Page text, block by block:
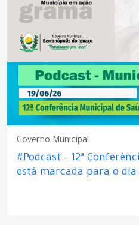
Governo Municipal
#Podcast – 12ª
está marcada para o dia